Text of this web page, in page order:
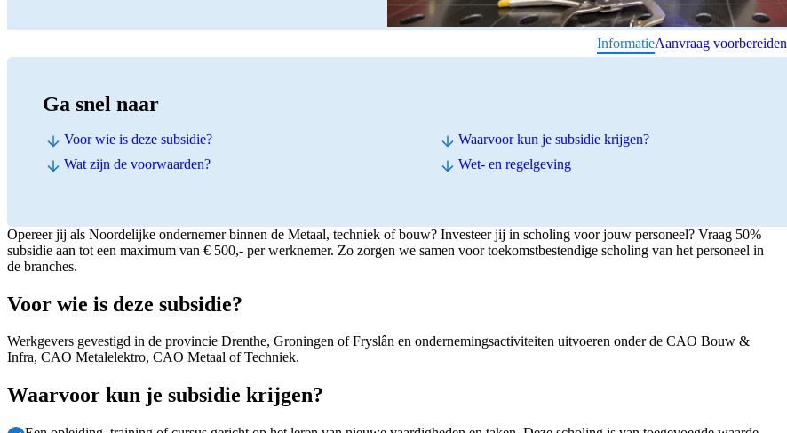
InformatieAanvraag voorbereiden
Ga snel naar
Voor wie is deze subsidie?
Waarvoor kun je subsidie krijgen?
Wat zijn de voorwaarden?
Wet- en regelgeving
Opereer jij als Noordelijke ondernemer binnen de Metaal, techniek of bouw? Investeer jij in scholing voor jouw personeel? Vraag 50%
subsidie aan tot een maximum van € 500,- per werknemer. Zo zorgen we samen voor toekomstbestendige scholing van het personeel in
de branches.
Voor wie is deze subsidie?
Werkgevers gevestigd in de provincie Drenthe, Groningen of Fryslân en ondernemingsactiviteiten uitvoeren onder de CAO Bouw &
Infra, CAO Metalelektro, CAO Metaal of Techniek.
Waarvoor kun je subsidie krijgen?